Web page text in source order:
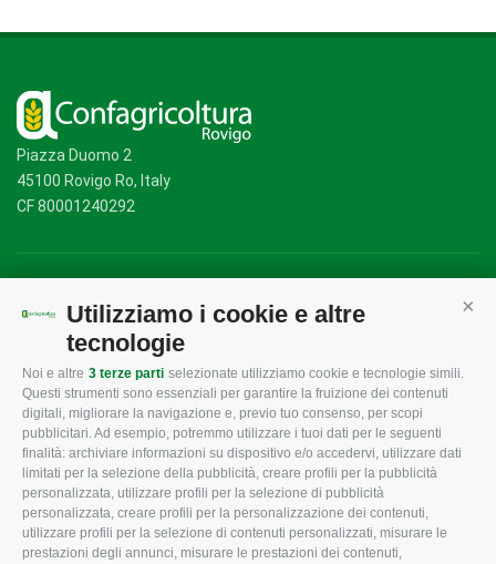
Utilizziamo i cookie e altre
tecnologie
Noi e altre 3 terze parti selezionate utilizziamo cookie e tecnologie simili.
Questi strumenti sono essenziali per garantire la fruizione dei contenuti
digitali, migliorare la navigazione e, previo tuo consenso, per scopi
pubblicitari. Ad esempio, potremmo utilizzare i tuoi dati per le seguenti
finalità: archiviare informazioni su dispositivo e/o accedervi, utilizzare dati
limitati per la selezione della pubblicità, creare profili per la pubblicità
personalizzata, utilizzare profili per la selezione di pubblicità
personalizzata, creare profili per la personalizzazione dei contenuti,
utilizzare profili per la selezione di contenuti personalizzati, misurare le
prestazioni degli annunci, misurare le prestazioni dei contenuti,
Piazza Duomo 2
45100 Rovigo Ro, Italy
CF 80001240292
CONFAGRICOLTURA
ROVIGO
L'Associazione
Missione e Progetto
Organigramma aziendale
I Nostri Servizi
CONFAGRICOLTURA
INFORMA
Tecnico
Fiscale
Lavoro
Ambiente